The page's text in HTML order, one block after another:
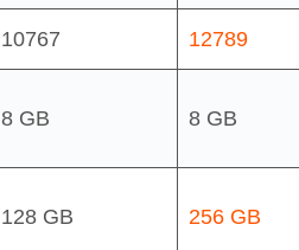
10767 12789
8 GB 8 GB
128 GB 256 GB